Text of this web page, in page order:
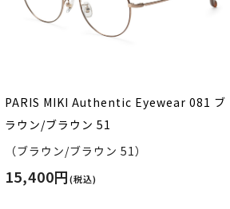
PARIS MIKI Authentic Eyewear 081 ブ
ラウン/ブラウン 51
（ブラウン/ブラウン 51）
15,400円(税込)